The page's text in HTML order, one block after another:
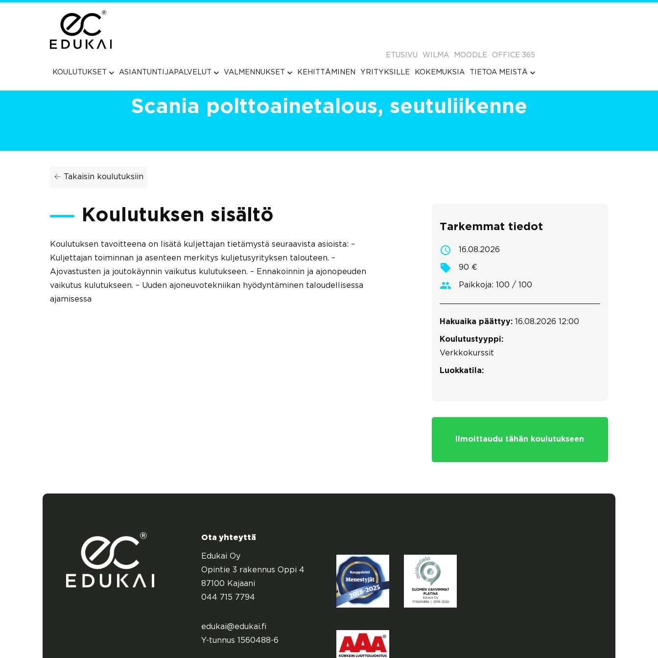
ETUSIVU WILMA MOODLE OFFICE 365
KOULUTUKSET ASIANTUNTIJAPALVELUT VALMENNUKSET KEHITTÄMINEN YRITYKSILLE KOKEMUKSIA TIETOA MEISTÄ
Scania polttoainetalous, seutuliikenne
← Takaisin koulutuksiin
Tarkemmat tiedot
16.08.2026
90 €
Paikkoja: 100 / 100
Hakuaika päättyy: 16.08.2026 12:00
Koulutustyyppi:
Verkkokurssit
Luokkatila:
Ilmoittaudu tähän koulutukseen
Koulutuksen sisältö
Koulutuksen tavoitteena on lisätä kuljettajan tietämystä seuraavista asioista: –
Kuljettajan toiminnan ja asenteen merkitys kuljetusyrityksen talouteen. –
Ajovastusten ja joutokäynnin vaikutus kulutukseen. – Ennakoinnin ja ajonopeuden
vaikutus kulutukseen. – Uuden ajoneuvotekniikan hyödyntäminen taloudellisessa
ajamisessa
Ota yhteyttä
Edukai Oy
Opintie 3 rakennus Oppi 4
87100 Kajaani
044 715 7794
edukai@edukai.fi
Y-tunnus 1560488-6